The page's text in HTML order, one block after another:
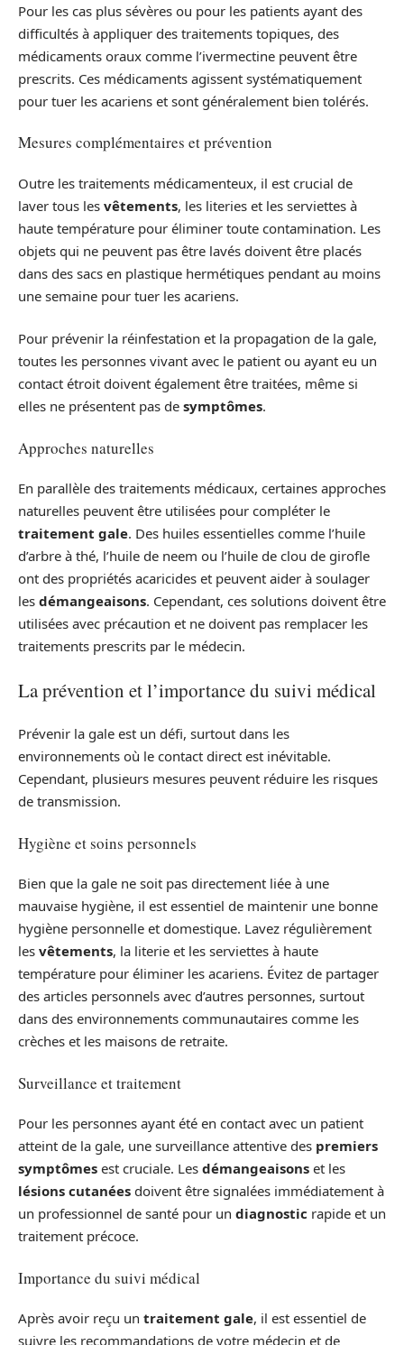
Pour les cas plus sévères ou pour les patients ayant des
difficultés à appliquer des traitements topiques, des
médicaments oraux comme l’ivermectine peuvent être
prescrits. Ces médicaments agissent systématiquement
pour tuer les acariens et sont généralement bien tolérés.
Mesures complémentaires et prévention
Outre les traitements médicamenteux, il est crucial de
laver tous les vêtements, les literies et les serviettes à
haute température pour éliminer toute contamination. Les
objets qui ne peuvent pas être lavés doivent être placés
dans des sacs en plastique hermétiques pendant au moins
une semaine pour tuer les acariens.
Pour prévenir la réinfestation et la propagation de la gale,
toutes les personnes vivant avec le patient ou ayant eu un
contact étroit doivent également être traitées, même si
elles ne présentent pas de symptômes.
Approches naturelles
En parallèle des traitements médicaux, certaines approches
naturelles peuvent être utilisées pour compléter le
traitement gale. Des huiles essentielles comme l’huile
d’arbre à thé, l’huile de neem ou l’huile de clou de girofle
ont des propriétés acaricides et peuvent aider à soulager
les démangeaisons. Cependant, ces solutions doivent être
utilisées avec précaution et ne doivent pas remplacer les
traitements prescrits par le médecin.
La prévention et l’importance du suivi médical
Prévenir la gale est un défi, surtout dans les
environnements où le contact direct est inévitable.
Cependant, plusieurs mesures peuvent réduire les risques
de transmission.
Hygiène et soins personnels
Bien que la gale ne soit pas directement liée à une
mauvaise hygiène, il est essentiel de maintenir une bonne
hygiène personnelle et domestique. Lavez régulièrement
les vêtements, la literie et les serviettes à haute
température pour éliminer les acariens. Évitez de partager
des articles personnels avec d’autres personnes, surtout
dans des environnements communautaires comme les
crèches et les maisons de retraite.
Surveillance et traitement
Pour les personnes ayant été en contact avec un patient
atteint de la gale, une surveillance attentive des premiers
symptômes est cruciale. Les démangeaisons et les
lésions cutanées doivent être signalées immédiatement à
un professionnel de santé pour un diagnostic rapide et un
traitement précoce.
Importance du suivi médical
Après avoir reçu un traitement gale, il est essentiel de
suivre les recommandations de votre médecin et de